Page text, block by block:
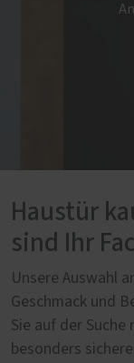
Haustür
sind Ihr
Unsere Auswahl
Geschmack und
Sie auf der Suche
besonders